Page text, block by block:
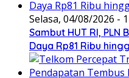
Selasa, 04/08/2026 -
Sambut HUT RI, PLN
Daya Rp81 Ribu